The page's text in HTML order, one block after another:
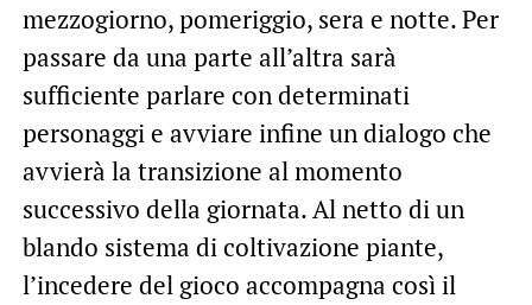
mezzogiorno, pomeriggio, sera e notte. Per
passare da una parte all’altra sarà
sufficiente parlare con determinati
personaggi e avviare infine un dialogo che
avvierà la transizione al momento
successivo della giornata. Al netto di un
blando sistema di coltivazione piante,
l’incedere del gioco accompagna così il